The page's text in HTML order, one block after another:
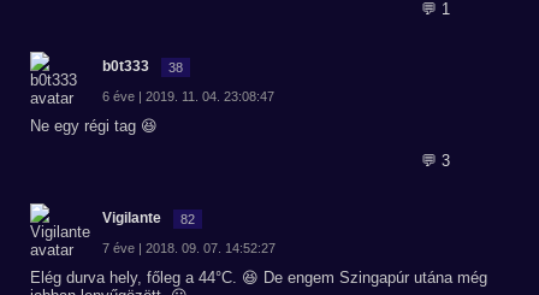
💬 1
b0t333 38
6 éve | 2019. 11. 04. 23:08:47
Ne egy régi tag 😆
💬 3
Vigilante 82
7 éve | 2018. 09. 07. 14:52:27
Elég durva hely, főleg a 44°C. 😆 De engem Szingapúr utána még